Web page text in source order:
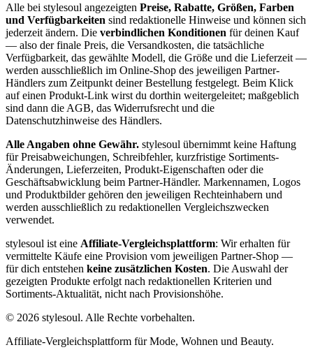
Alle bei stylesoul angezeigten Preise, Rabatte, Größen, Farben
und Verfügbarkeiten sind redaktionelle Hinweise und können sich
jederzeit ändern. Die verbindlichen Konditionen für deinen Kauf
— also der finale Preis, die Versandkosten, die tatsächliche
Verfügbarkeit, das gewählte Modell, die Größe und die Lieferzeit —
werden ausschließlich im Online-Shop des jeweiligen Partner-
Händlers zum Zeitpunkt deiner Bestellung festgelegt. Beim Klick
auf einen Produkt-Link wirst du dorthin weitergeleitet; maßgeblich
sind dann die AGB, das Widerrufsrecht und die
Datenschutzhinweise des Händlers.
Alle Angaben ohne Gewähr. stylesoul übernimmt keine Haftung
für Preisabweichungen, Schreibfehler, kurzfristige Sortiments-
Änderungen, Lieferzeiten, Produkt-Eigenschaften oder die
Geschäftsabwicklung beim Partner-Händler. Markennamen, Logos
und Produktbilder gehören den jeweiligen Rechteinhabern und
werden ausschließlich zu redaktionellen Vergleichszwecken
verwendet.
stylesoul ist eine Affiliate-Vergleichsplattform: Wir erhalten für
vermittelte Käufe eine Provision vom jeweiligen Partner-Shop —
für dich entstehen keine zusätzlichen Kosten. Die Auswahl der
gezeigten Produkte erfolgt nach redaktionellen Kriterien und
Sortiments-Aktualität, nicht nach Provisionshöhe.
© 2026 stylesoul. Alle Rechte vorbehalten.
Affiliate-Vergleichsplattform für Mode, Wohnen und Beauty.